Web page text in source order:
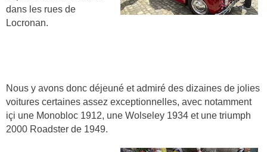
dans les rues de
Locronan.
Nous y avons donc déjeuné et admiré des dizaines de jolies
voitures certaines assez exceptionnelles, avec notamment
içi une Monobloc 1912, une Wolseley 1934 et une triumph
2000 Roadster de 1949.